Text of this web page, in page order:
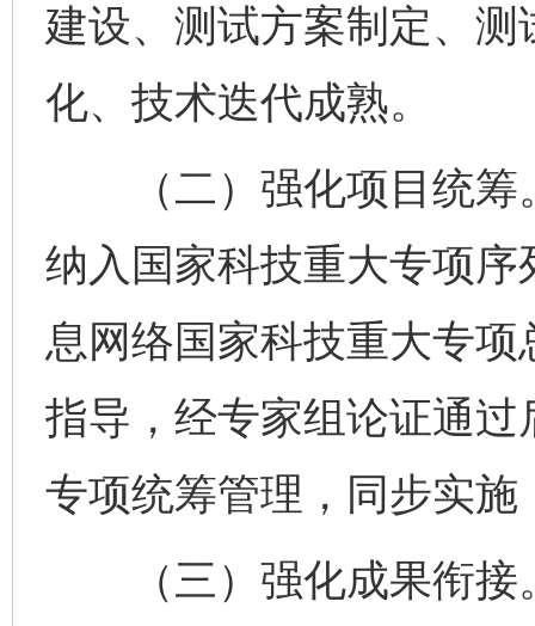
建设、测试方案制定、
化、技术迭代成熟。
（二）强化项目统筹
纳入国家科技重大专项
息网络国家科技重大专
指导，经专家组论证通
专项统筹管理，同步实施
（三）强化成果衔接